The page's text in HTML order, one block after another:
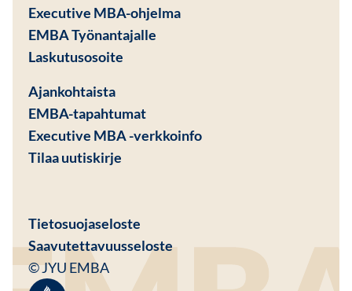
Executive MBA-ohjelma
EMBA Työnantajalle
Laskutusosoite
Ajankohtaista
EMBA-tapahtumat
Executive MBA -verkkoinfo
Tilaa uutiskirje
© JYU EMBA
Tietosuojaseloste
Saavutettavuusseloste